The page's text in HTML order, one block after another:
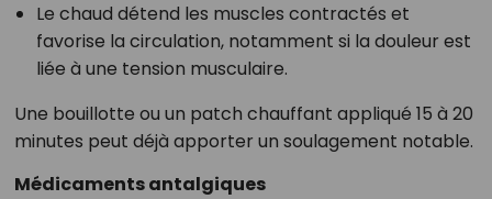
Le chaud détend les muscles contractés et
favorise la circulation, notamment si la douleur est
liée à une tension musculaire.
Une bouillotte ou un patch chauffant appliqué 15 à 20
minutes peut déjà apporter un soulagement notable.
Médicaments antalgiques